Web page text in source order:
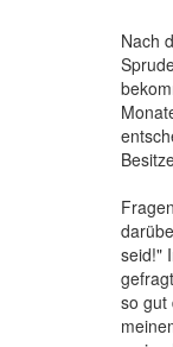
Nach
seid!"
so gut